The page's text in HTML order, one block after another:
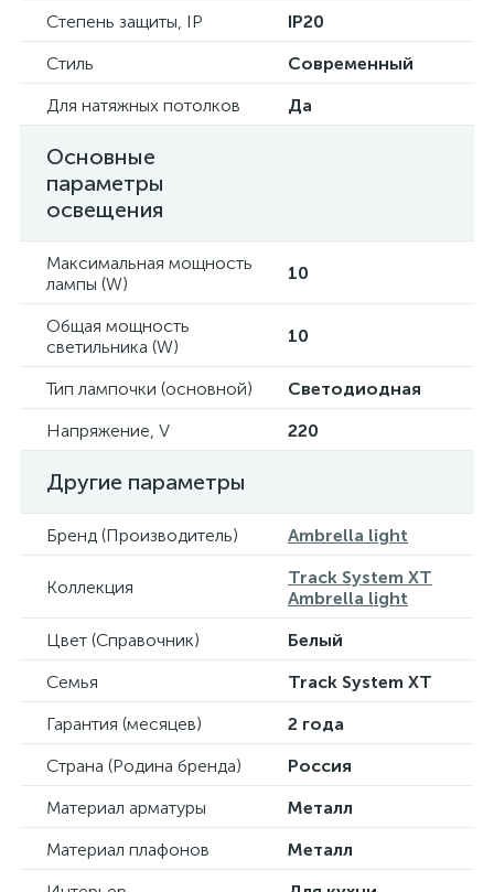
Степень защиты, IP
IP20
Стиль
Современный
Для натяжных потолков
Да
Основные
параметры
освещения
Максимальная мощность
лампы (W)
10
Общая мощность
светильника (W)
10
Тип лампочки (основной)
Светодиодная
Напряжение, V
220
Другие параметры
Бренд (Производитель) Ambrella light
Коллекция
Track System XT
Ambrella light
Цвет (Справочник)
Белый
Семья
Track System XT
Гарантия (месяцев)
2 года
Страна (Родина бренда)
Россия
Материал арматуры
Металл
Материал плафонов
Металл